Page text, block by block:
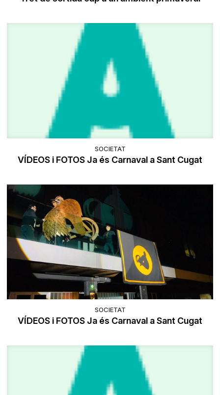
SOCIETAT
VÍDEOS i FOTOS Ja és Carnaval a Sant Cugat
SOCIETAT
VÍDEOS i FOTOS Ja és Carnaval a Sant Cugat